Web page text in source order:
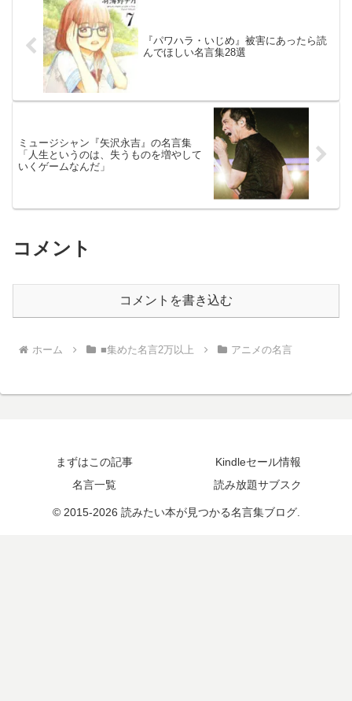
『パワハラ・いじめ』被害にあったら読
んでほしい名言集28選
ミュージシャン『矢沢永吉』の名言集
「人生というのは、失うものを増やして
いくゲームなんだ」
コメント
コメントを書き込む
ホーム ■集めた名言2万以上 アニメの名言
まずはこの記事
Kindleセール情報
名言一覧
読み放題サブスク
© 2015-2026 読みたい本が見つかる名言集ブログ.